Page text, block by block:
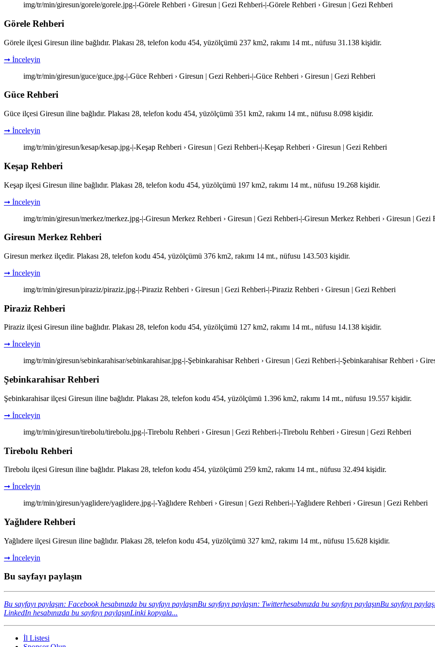
img/tr/min/giresun/gorele/gorele.jpg-|-Görele Rehberi › Giresun | Gezi Rehberi-|-Görele Rehberi › Giresun | Gezi Rehberi
Görele Rehberi
Görele ilçesi Giresun iline bağlıdır. Plakası 28, telefon kodu 454, yüzölçümü 237 km2, rakımı 14 mt., nüfusu 31.138 kişidir.
➞ İnceleyin
img/tr/min/giresun/guce/guce.jpg-|-Güce Rehberi › Giresun | Gezi Rehberi-|-Güce Rehberi › Giresun | Gezi Rehberi
Güce Rehberi
Güce ilçesi Giresun iline bağlıdır. Plakası 28, telefon kodu 454, yüzölçümü 351 km2, rakımı 14 mt., nüfusu 8.098 kişidir.
➞ İnceleyin
img/tr/min/giresun/kesap/kesap.jpg-|-Keşap Rehberi › Giresun | Gezi Rehberi-|-Keşap Rehberi › Giresun | Gezi Rehberi
Keşap Rehberi
Keşap ilçesi Giresun iline bağlıdır. Plakası 28, telefon kodu 454, yüzölçümü 197 km2, rakımı 14 mt., nüfusu 19.268 kişidir.
➞ İnceleyin
img/tr/min/giresun/merkez/merkez.jpg-|-Giresun Merkez Rehberi › Giresun | Gezi Rehberi-|-Giresun Merkez Rehberi › Giresun | Gezi
Giresun Merkez Rehberi
Giresun merkez ilçedir. Plakası 28, telefon kodu 454, yüzölçümü 376 km2, rakımı 14 mt., nüfusu 143.503 kişidir.
➞ İnceleyin
img/tr/min/giresun/piraziz/piraziz.jpg-|-Piraziz Rehberi › Giresun | Gezi Rehberi-|-Piraziz Rehberi › Giresun | Gezi Rehberi
Piraziz Rehberi
Piraziz ilçesi Giresun iline bağlıdır. Plakası 28, telefon kodu 454, yüzölçümü 127 km2, rakımı 14 mt., nüfusu 14.138 kişidir.
➞ İnceleyin
img/tr/min/giresun/sebinkarahisar/sebinkarahisar.jpg-|-Şebinkarahisar Rehberi › Giresun | Gezi Rehberi-|-Şebinkarahisar Rehberi ›
Şebinkarahisar Rehberi
Şebinkarahisar ilçesi Giresun iline bağlıdır. Plakası 28, telefon kodu 454, yüzölçümü 1.396 km2, rakımı 14 mt., nüfusu 19.557 kişidir.
➞ İnceleyin
img/tr/min/giresun/tirebolu/tirebolu.jpg-|-Tirebolu Rehberi › Giresun | Gezi Rehberi-|-Tirebolu Rehberi › Giresun | Gezi Rehberi
Tirebolu Rehberi
Tirebolu ilçesi Giresun iline bağlıdır. Plakası 28, telefon kodu 454, yüzölçümü 259 km2, rakımı 14 mt., nüfusu 32.494 kişidir.
➞ İnceleyin
img/tr/min/giresun/yaglidere/yaglidere.jpg-|-Yağlıdere Rehberi › Giresun | Gezi Rehberi-|-Yağlıdere Rehberi › Giresun | Gezi Rehberi
Yağlıdere Rehberi
Yağlıdere ilçesi Giresun iline bağlıdır. Plakası 28, telefon kodu 454, yüzölçümü 327 km2, rakımı 14 mt., nüfusu 15.628 kişidir.
➞ İnceleyin
Bu sayfayı paylaşın
Bu sayfayı paylaşın: Facebook hesabınızda bu sayfayı paylaşınBu sayfayı paylaşın: Twitterhesabınızda bu sayfayı paylaşınBu sayfayı
LinkedIn hesabınızda bu sayfayı paylaşınLinki kopyala...
İl Listesi